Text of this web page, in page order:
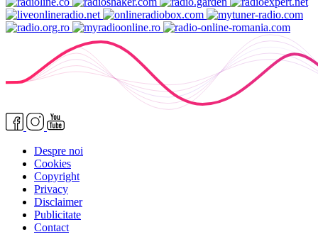
Despre noi
Cookies
Copyright
Privacy
Disclaimer
Publicitate
Contact